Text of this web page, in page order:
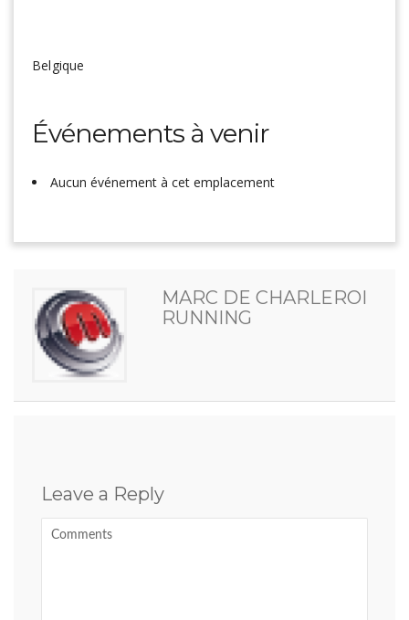
Belgique
Événements à venir
Aucun événement à cet emplacement
MARC DE CHARLEROI
RUNNING
Leave a Reply